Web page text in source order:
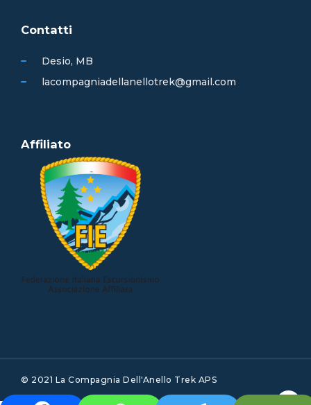
Contatti
Desio, MB
lacompagniadellanellotrek@gmail.com
Affiliato
© 2021 La Compagnia Dell'Anello Trek APS